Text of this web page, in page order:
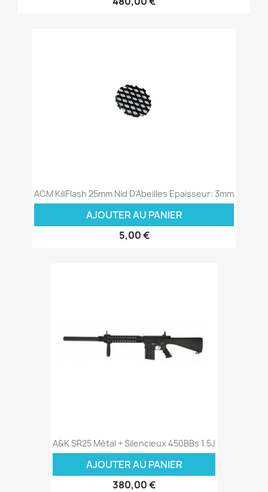
ACM KillFlash 25mm Nid D'Abeilles Epaisseur: 3mm
AJOUTER AU PANIER
5,00 €
A&K SR25 Métal + Silencieux 450BBs 1.5J
AJOUTER AU PANIER
380,00 €